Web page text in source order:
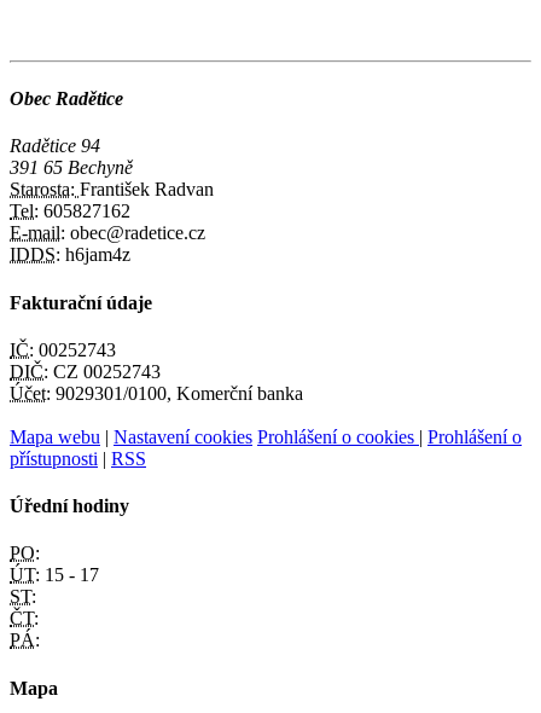
Obec Radětice
Radětice 94
391 65 Bechyně
Starosta: František Radvan
Tel: 605827162
E-mail: obec@radetice.cz
IDDS: h6jam4z
Fakturační údaje
IČ: 00252743
DIČ: CZ 00252743
Účet: 9029301/0100, Komerční banka
Mapa webu | Nastavení cookies Prohlášení o cookies | Prohlášení o
přístupnosti | RSS
Úřední hodiny
PO:
ÚT: 15 - 17
ST:
ČT:
PÁ:
Mapa